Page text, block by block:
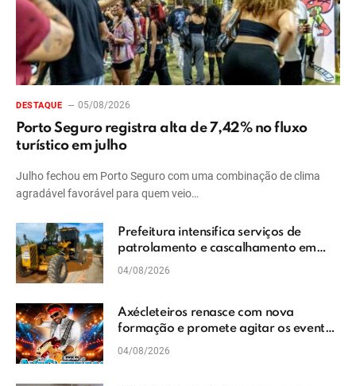
DESTAQUE 05/08/2026
Porto Seguro registra alta de 7,42% no fluxo
turístico em julho
Julho fechou em Porto Seguro com uma combinação de clima
agradável favorável para quem veio…
Prefeitura intensifica serviços de
patrolamento e cascalhamento em
Vera Cruz
04/08/2026
Axécleteiros renasce com nova
formação e promete agitar os eventos
do Extremo Sul da Bahia
04/08/2026